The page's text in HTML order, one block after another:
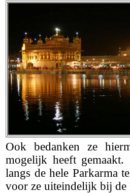
Ook bedanken ze
mogelijk heeft
langs de hele Parkarma
voor ze uiteindelijk bij de